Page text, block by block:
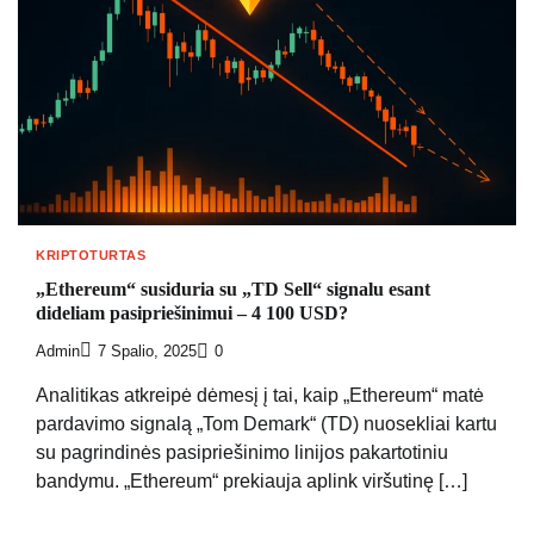
KRIPTOTURTAS
„Ethereum“ susiduria su „TD Sell“ signalu esant
dideliam pasipriešinimui – 4 100 USD?
Admin 7 Spalio, 2025 0
Analitikas atkreipė dėmesį į tai, kaip „Ethereum“ matė
pardavimo signalą „Tom Demark“ (TD) nuosekliai kartu
su pagrindinės pasipriešinimo linijos pakartotiniu
bandymu. „Ethereum“ prekiauja aplink viršutinę […]